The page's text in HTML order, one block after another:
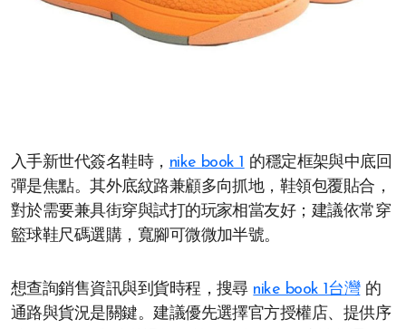
入手新世代簽名鞋時， nike book 1 的穩定框架與中底回
彈是焦點。其外底紋路兼顧多向抓地，鞋領包覆貼合，
對於需要兼具街穿與試打的玩家相當友好；建議依常穿
籃球鞋尺碼選購，寬腳可微微加半號。
想查詢銷售資訊與到貨時程，搜尋 nike book 1台灣的
通路與貨況是關鍵。建議優先選擇官方授權店、提供序